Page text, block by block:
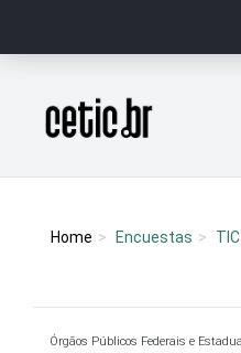
Página inicial
Home Encuestas
Órgãos Públicos Federais e